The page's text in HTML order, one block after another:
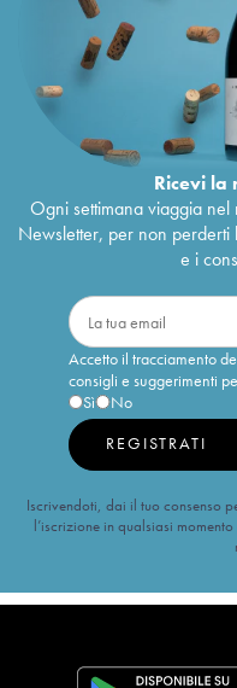
Ricevi la
Ogni settimana viaggia
Newsletter, per non perderti
e i
Accetto il tracciamento
consigli e suggerimenti
Sì
No
REGISTRATI
Iscrivendoti, dai il tuo consenso
l’iscrizione in qualsiasi